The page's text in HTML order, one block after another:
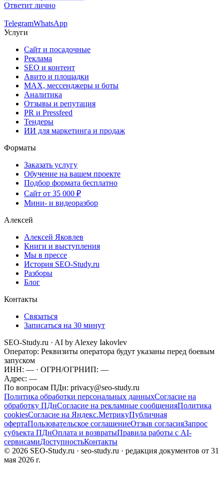
Ответит лично
TelegramWhatsApp
Услуги
Сайт и посадочные
Реклама
SEO и контент
Авито и площадки
MAX, мессенджеры и боты
Аналитика
Отзывы и репутация
PR и Pressfeed
Тендеры
ИИ для маркетинга и продаж
Форматы
Заказать услугу
Обучение на вашем проекте
Подбор формата бесплатно
Сайт от 35 000 ₽
Мини- и видеоразбор
Алексей
Алексей Яковлев
Книги и выступления
Мы в прессе
История SEO-Study.ru
Разборы
Блог
Контакты
Связаться
Записаться на 30 минут
SEO-Study.ru · AI by Alexey Iakovlev
Оператор: Реквизиты оператора будут указаны перед боевым
запуском
ИНН: — · ОГРН/ОГРНИП: —
Адрес: —
По вопросам ПДн: privacy@seo-study.ru
Политика обработки персональных данныхСогласие на
обработку ПДнСогласие на рекламные сообщенияПолитика
cookiesСогласие на Яндекс.МетрикуПубличная
офертаПользовательское соглашениеОтзыв согласияЗапрос
субъекта ПДнОплата и возвратыПравила работы с AI-
сервисамиДоступностьКонтакты
© 2026 SEO-Study.ru · seo-study.ru · редакция документов от 31
мая 2026 г.